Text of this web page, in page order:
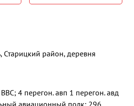
Старицкий район, деревня
4 перегон. авп 1 перегон. авд
авиационный полк; 296